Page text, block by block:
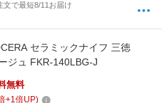
文で最短8/11お届け
セラミックナイフ 三徳
ジュ FKR-140LBG-J
無料
+1倍UP)